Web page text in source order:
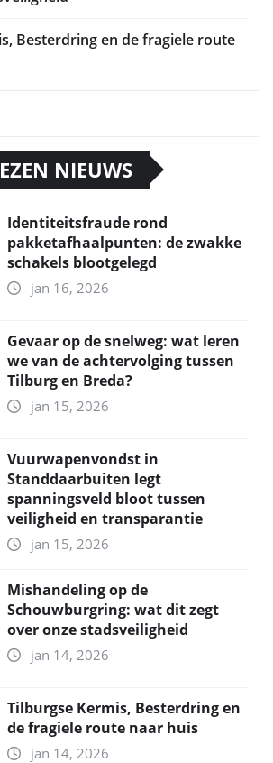
Besterdring en de fragiele route
NIEUWS
Identiteitsfraude rond
pakketafhaalpunten: de zwakke
schakels blootgelegd
jan 16, 2026
Gevaar op de snelweg: wat leren
we van de achtervolging tussen
Tilburg en Breda?
jan 15, 2026
Vuurwapenvondst in
Standdaarbuiten legt
spanningsveld bloot tussen
veiligheid en transparantie
jan 15, 2026
Mishandeling op de
Schouwburgring: wat dit zegt
over onze stadsveiligheid
jan 14, 2026
Tilburgse Kermis, Besterdring en
de fragiele route naar huis
jan 14, 2026